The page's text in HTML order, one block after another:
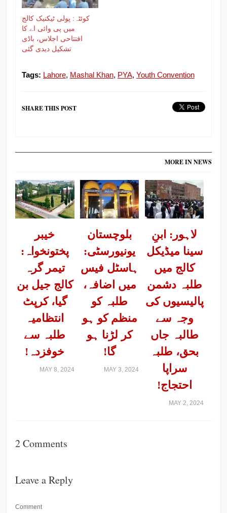
کوئٹہ: پولی ٹیکنیک کالج
میں پی وائی اے کا
افتتاحی اجلاس، باڈی
تشکیل دیدی گئی
Tags: Lahore, Mashal Khan, PYA, Youth Convention
SHARE THIS POST
MORE IN NEWS
خیبر
پختونخواہ:
تیمر گرہ
کالج جیل بن
گیا، کرپٹ
انتظامیہ
طلبہ سے
خوفزدہ!
MAY 8, 2024
بلوچستان
یونیورسٹی:
ہاسٹل فیس
میں اضافہ،
طلبہ کو
منظم کو ہو
کر لڑنا ہو
گا!
MAY 3, 2024
لاہور: ابنِ
سینا میڈیکل
کالج میں
طلبہ دشمن
پالیسیوں کی
وجہ سے
طالبہ جاں
بحق، طلبہ
سراپا
احتجاج!
MAY 2, 2024
2 Comments
Leave a Reply
Comment